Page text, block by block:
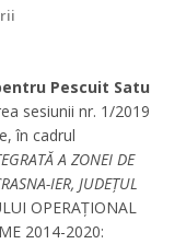
Pescuit Satu
sesiunii nr. 1/2019
în cadrul
A ZONEI DE
IER, JUDEȚUL
OPERAȚIONAL
2014-2020: